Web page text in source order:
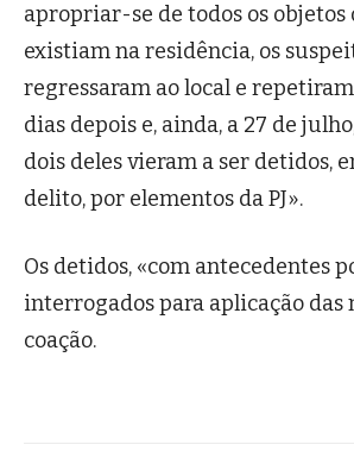
apropriar-se de todos os objetos
existiam na residência, os
regressaram ao local e
dias depois e, ainda, a 27 de
dois deles vieram a ser detidos,
delito, por elementos da PJ».
Os detidos, «com antecedentes
interrogados para aplicação das
coação.